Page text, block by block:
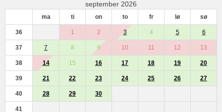
september 2026
ma ti on to fr lø sø
36 1 2 3 4 5 6
37 7 8 9 10 11 12 13
38 14 15 16 17 18 19 20
39 21 22 23 24 25 26 27
40 28 29 30
41